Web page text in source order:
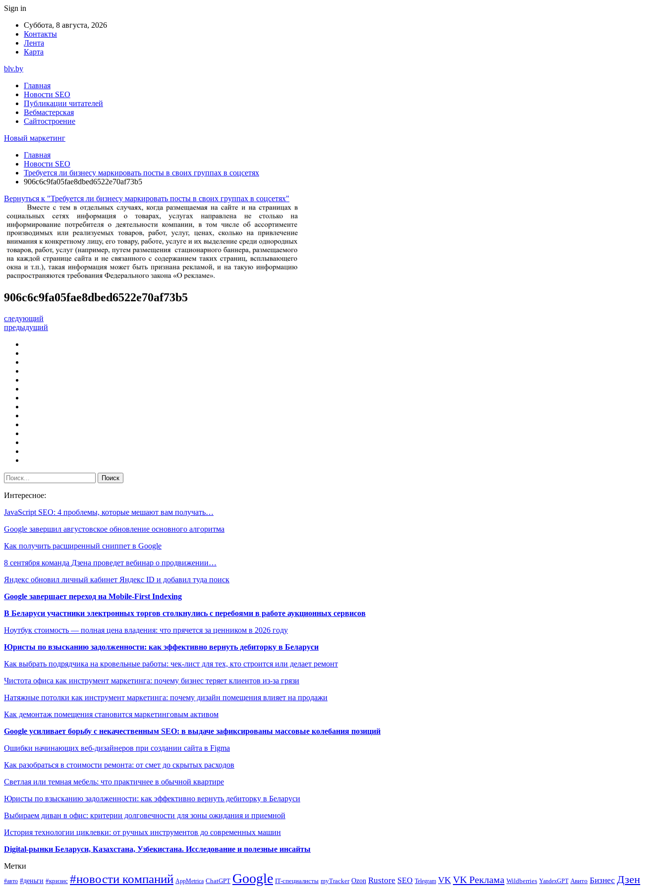
Sign in
Суббота, 8 августа, 2026
Контакты
Лента
Карта
blv.by
Главная
Новости SEO
Публикации читателей
Вебмастерская
Сайтостроение
Новый маркетинг
Главная
Новости SEO
Требуется ли бизнесу маркировать посты в своих группах в соцсетях
906c6c9fa05fae8dbed6522e70af73b5
Вернуться к "Требуется ли бизнесу маркировать посты в своих группах в соцсетях"
906c6c9fa05fae8dbed6522e70af73b5
следующий
предыдущий
Интересное:
JavaScript SEO: 4 проблемы, которые мешают вам получать…
Google завершил августовское обновление основного алгоритма
Как получить расширенный сниппет в Google
8 сентября команда Дзена проведет вебинар о продвижении…
Яндекс обновил личный кабинет Яндекс ID и добавил туда поиск
Google завершает переход на Mobile-First Indexing
В Беларуси участники электронных торгов столкнулись с перебоями в работе аукционных сервисов
Ноутбук стоимость — полная цена владения: что прячется за ценником в 2026 году
Юристы по взысканию задолженности: как эффективно вернуть дебиторку в Беларуси
Как выбрать подрядчика на кровельные работы: чек-лист для тех, кто строится или делает ремонт
Чистота офиса как инструмент маркетинга: почему бизнес теряет клиентов из-за грязи
Натяжные потолки как инструмент маркетинга: почему дизайн помещения влияет на продажи
Как демонтаж помещения становится маркетинговым активом
Google усиливает борьбу с некачественным SEO: в выдаче зафиксированы массовые колебания позиций
Ошибки начинающих веб-дизайнеров при создании сайта в Figma
Как разобраться в стоимости ремонта: от смет до скрытых расходов
Светлая или темная мебель: что практичнее в обычной квартире
Юристы по взысканию задолженности: как эффективно вернуть дебиторку в Беларуси
Выбираем диван в офис: критерии долговечности для зоны ожидания и приемной
История технологии циклевки: от ручных инструментов до современных машин
Digital-рынки Беларуси, Казахстана, Узбекистана. Исследование и полезные инсайты
Метки
#авто #деньги #кризис #новости компаний AppMetrica ChatGPT Google IT-специалисты myTracker Ozon Rustore SEO Telegram VK VK Реклама Wildberries YandexGPT Авито Бизнес Дзен